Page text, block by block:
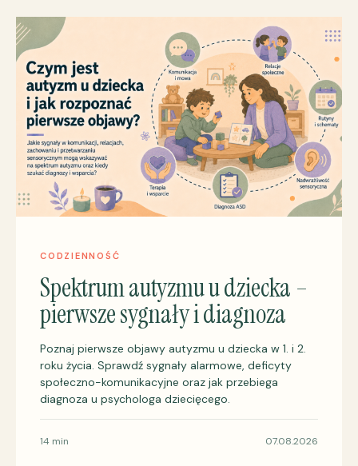
CODZIENNOŚĆ
Spektrum autyzmu u dziecka –
pierwsze sygnały i diagnoza
Poznaj pierwsze objawy autyzmu u dziecka w 1. i 2.
roku życia. Sprawdź sygnały alarmowe, deficyty
społeczno-komunikacyjne oraz jak przebiega
diagnoza u psychologa dziecięcego.
14 min 07.08.2026